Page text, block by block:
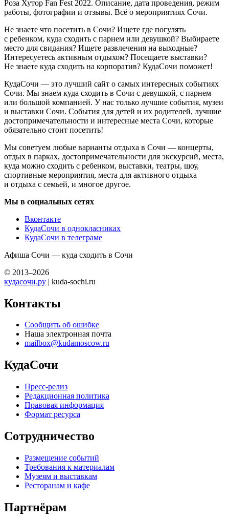
Роза Хутор Fan Fest 2022. Описание, дата проведения, режим
работы, фотографии и отзывы. Всё о мероприятиях Сочи.
Не знаете что посетить в Сочи? Ищете где погулять
с ребенком, куда сходить с парнем или девушкой? Выбираете
место для свидания? Ищете развлечения на выходные?
Интересуетесь активным отдыхом? Посещаете выставки?
Не знаете куда сходить на корпоратив? КудаСочи поможет!
КудаСочи — это лучший сайт о самых интересных событиях
Сочи. Мы знаем куда сходить в Сочи с девушкой, с парнем
или большой компанией. У нас только лучшие события, музеи
и выставки Сочи. События для детей и их родителей, лучшие
достопримечательности и интересные места Сочи, которые
обязательно стоит посетить!
Мы советуем любые варианты отдыха в Сочи — концерты,
отдых в парках, достопримечательности для экскурсий, места,
куда можно сходить с ребенком, выставки, театры, шоу,
спортивные мероприятия, места для активного отдыха
и отдыха с семьей, и многое другое.
Мы в социальных сетях
Вконтакте
КудаСочи в однокласниках
КудаСочи в телеграме
Афиша Сочи — куда сходить в Сочи
© 2013–2026
кудасочи.ру | kuda-sochi.ru
Контакты
Сообщить об ошибке
Наша электронная почта
mailbox@kudamoscow.ru
КудаСочи
Пресс-релиз
Редакционная политика
Правовая информация
Формат ресурса
Сотрудничество
Размещение событий
Требования к материалам
Музеям и выставкам
Ресторанам и кафе
Партнёрам